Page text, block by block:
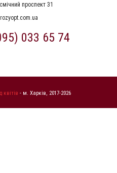
проспект 31
033 65 74
квітів - м. Харків, 2017-2026